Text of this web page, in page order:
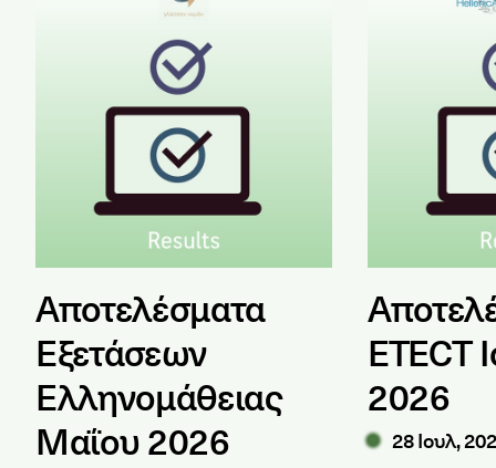
Αποτελέσματα
Εξετάσεων
Ελληνομάθειας
Μαΐου 2026
ETECT
2026
28 Ιουλ,